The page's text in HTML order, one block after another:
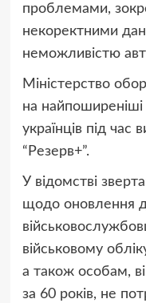
проблемами,
некоректними
неможливістю
Міністерство
на найпоширеніші
українців під час
“Резерв+”.
У відомстві
щодо оновлення
військовому
а також особам,
за 60 років, не